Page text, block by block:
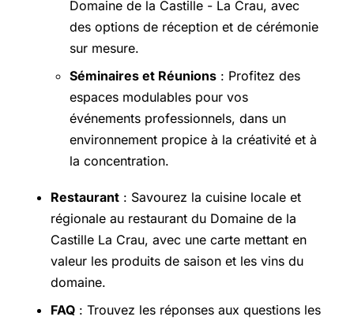
Domaine de la Castille - La Crau, avec
des options de réception et de cérémonie
sur mesure.
Séminaires et Réunions : Profitez des
espaces modulables pour vos
événements professionnels, dans un
environnement propice à la créativité et à
la concentration.
Restaurant : Savourez la cuisine locale et
régionale au restaurant du Domaine de la
Castille La Crau, avec une carte mettant en
valeur les produits de saison et les vins du
domaine.
FAQ : Trouvez les réponses aux questions les